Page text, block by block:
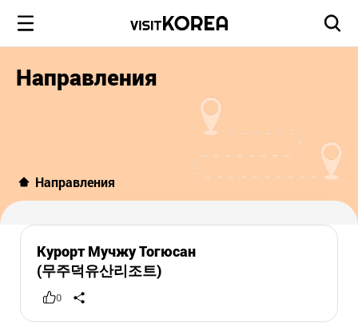
Направления
Направления
Курорт Мучжу Тогюсан
(무주덕유산리조트)
0